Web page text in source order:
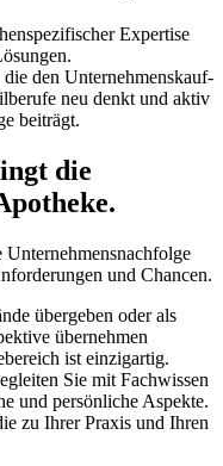
Expertise
den Unternehmenskauf-
neu denkt und aktiv
beiträgt.
die
und Chancen.
übergeben oder als
übernehmen
ist einzigartig.
Sie mit Fachwissen
und persönliche Aspekte.
zu Ihrer Praxis und Ihren